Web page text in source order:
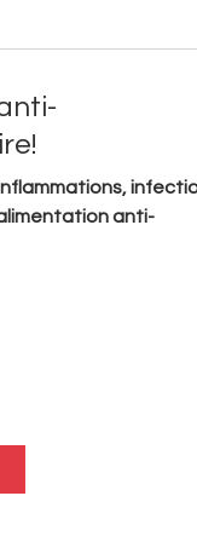
anti-